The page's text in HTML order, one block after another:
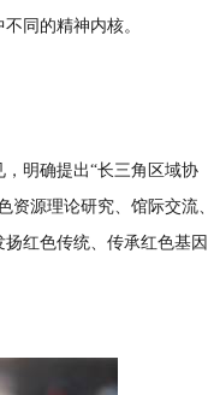
同的精神内核。
明确提出“长三角区域协
源理论研究、馆际交流、
红色传统、传承红色基因